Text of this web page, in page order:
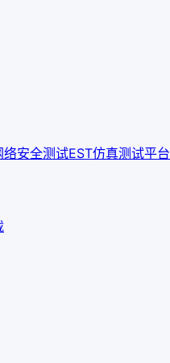
络安全测试EST仿真测试平台